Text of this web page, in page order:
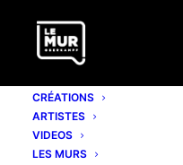
CRÉATIONS
ARTISTES
VIDEOS
LES MURS